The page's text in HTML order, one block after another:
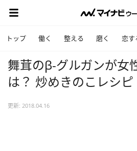
トップ 働く 整える 磨く 恋す
舞茸のβ-グルガンが女
は？ 炒めきのこレシピ
更新: 2018.04.16